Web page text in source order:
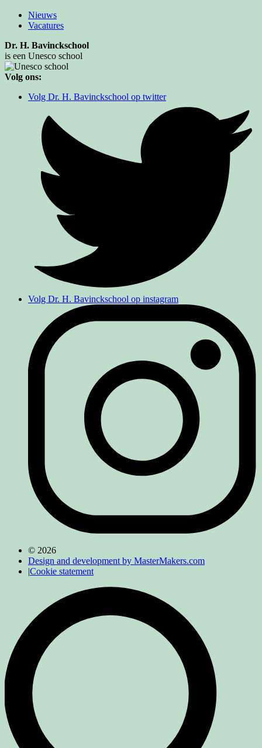
Nieuws
Vacatures
Dr. H. Bavinckschool
is een Unesco school
Volg ons:
Volg Dr. H. Bavinckschool op twitter
Volg Dr. H. Bavinckschool op instagram
© 2026
Design and development by MasterMakers.com
|Cookie statement